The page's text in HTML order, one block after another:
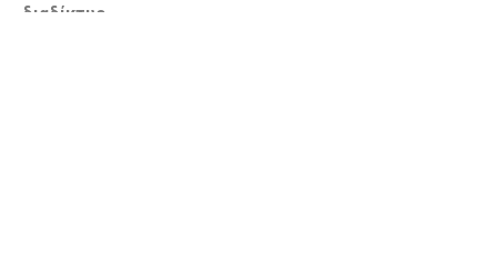
διαδίκτυο